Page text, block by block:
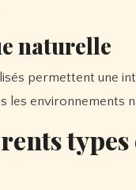
naturelle
permettent une
les environnements
types